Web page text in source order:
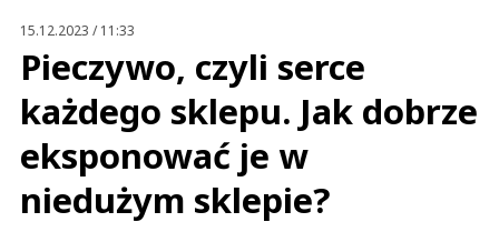
15.12.2023 / 11:33
Pieczywo, czyli serce
każdego sklepu. Jak dobrze
eksponować je w
niedużym sklepie?